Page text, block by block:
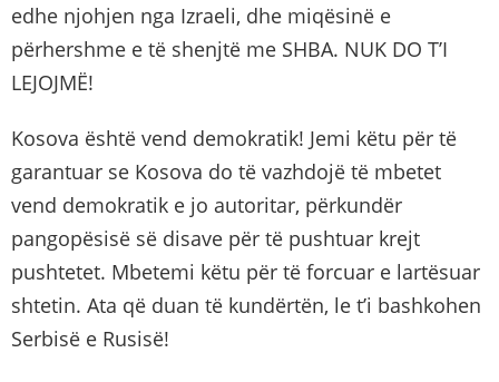
edhe njohjen nga Izraeli, dhe miqësinë e
përhershme e të shenjtë me SHBA. NUK DO T’I
LEJOJMË!
Kosova është vend demokratik! Jemi këtu për të
garantuar se Kosova do të vazhdojë të mbetet
vend demokratik e jo autoritar, përkundër
pangopësisë së disave për të pushtuar krejt
pushtetet. Mbetemi këtu për të forcuar e lartësuar
shtetin. Ata që duan të kundërtën, le t’i bashkohen
Serbisë e Rusisë!